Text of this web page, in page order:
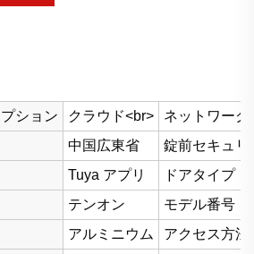
ション クラウド<br>
ネットワーク
中国広東省
錠前セキュリ
Tuya アプリ
ドアタイプ
テンオン
モデル番号
アルミニウム
アクセス方法